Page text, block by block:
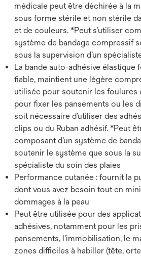
médicale peut être déchirée à la
sous forme stérile et non stérile
et de couleurs. *Peut s’utiliser
système de bandage compressif
sous la supervision d’un
La bande auto-adhésive élastique
fiable, maintient une légère
utilisée pour soutenir les foulures
pour fixer les pansements ou les
soit nécessaire d’utiliser des
clips ou du Ruban adhésif. *Peut
composant d’un système de
soutenir le système que sous la
spécialiste du soin des plaies
Performance cutanée : fournit la
dont vous avez besoin tout en
dommages à la peau
Peut être utilisée pour des
adhésives, notamment pour les
pansements, l’immobilisation, le
zones difficiles à habiller (tête,